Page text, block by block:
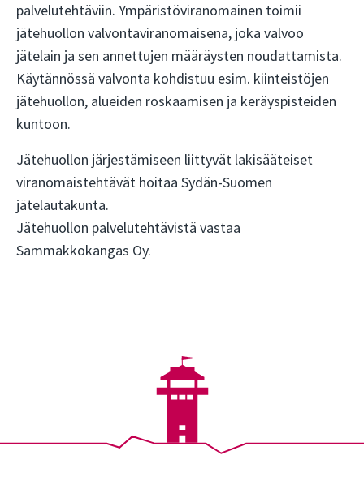
palvelutehtäviin. Ympäristöviranomainen toimii
jätehuollon valvontaviranomaisena, joka valvoo
jätelain ja sen annettujen määräysten noudattamista.
Käytännössä valvonta kohdistuu esim. kiinteistöjen
jätehuollon, alueiden roskaamisen ja keräyspisteiden
kuntoon.
Jätehuollon järjestämiseen liittyvät lakisääteiset
viranomaistehtävät hoitaa Sydän-Suomen
jätelautakunta.
Jätehuollon palvelutehtävistä vastaa
Sammakkokangas Oy.